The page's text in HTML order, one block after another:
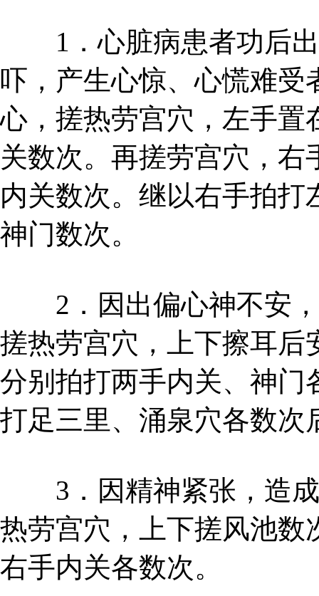
1．心脏病患者功后出
吓，产生心惊、心慌难受
心，搓热劳宫穴，左手置
关数次。再搓劳宫穴，
内关数次。继以右手拍
神门数次。
2．因出偏心神不安，
搓热劳宫穴，上下擦耳后
分别拍打两手内关、神门
打足三里、涌泉穴各数次
3．因精神紧张，造成
热劳宫穴，上下搓风池数
右手内关各数次。